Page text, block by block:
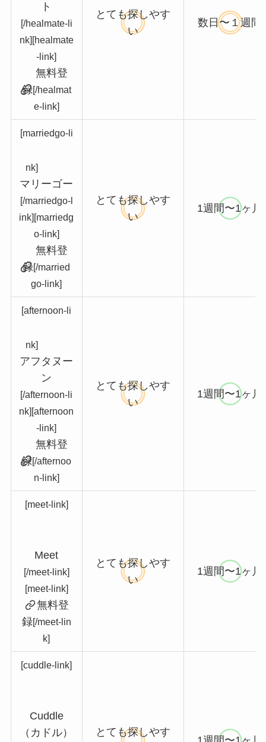
ト
[/healmate-li
nk] [healmate
-link]
無料登
録[/healmat
e-link]
とても探しやす
い
数日〜１週間
[marriedgo-li
nk]
マリーゴー
[/marriedgo-l
ink][marriedg
o-link]
無料登
録[/married
go-link]
とても探しやす
い
1週間〜1ヶ月
[afternoon-li
nk]
アフタヌー
ン
[/afternoon-li
nk][afternoon
-link]
無料登
録[/afternoo
n-link]
とても探しやす
い
1週間〜1ヶ月
[meet-link]
Meet
[/meet-link]
[meet-link]
無料登
録[/meet-lin
k]
とても探しやす
い
1週間〜1ヶ月
[cuddle-link]
Cuddle
（カドル）
とても探しやす